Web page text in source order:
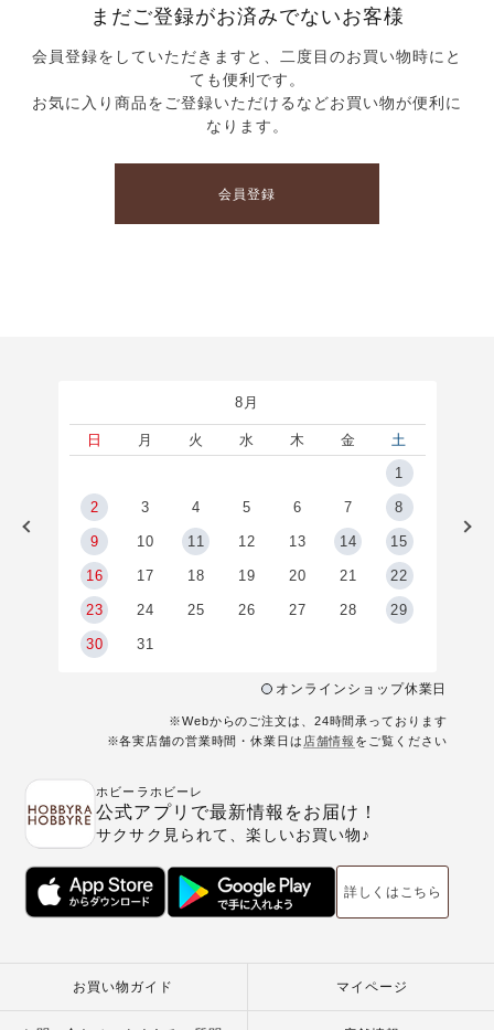
まだご登録がお済みでないお客様
会員登録をしていただきますと、二度目のお買い物時にと
ても便利です。
お気に入り商品をご登録いただけるなどお買い物が便利に
なります。
会員登録
8月
日 月 火 水 木 金
土
1
2 3 4 5 6 7 8
9 10 11 12 13 14 15
16 17 18 19 20 21 22
23 24 25 26 27 28 29
30 31
オンラインショップ休業日
※Webからのご注文は、24時間承っております
※各実店舗の営業時間・休業日は 店舗情報 をご覧ください
ホビーラホビーレ
公式アプリで最新情報をお届け！
サクサク見られて、楽しいお買い物♪
詳しくはこちら
お買い物ガイド マイページ